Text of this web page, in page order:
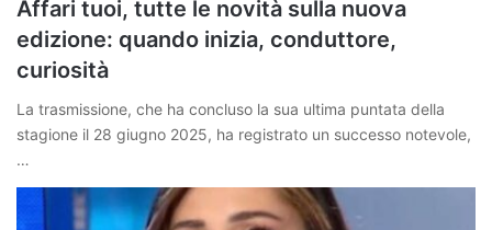
Affari tuoi, tutte le novità sulla nuova
edizione: quando inizia, conduttore,
curiosità
La trasmissione, che ha concluso la sua ultima puntata della
stagione il 28 giugno 2025, ha registrato un successo notevole,
…